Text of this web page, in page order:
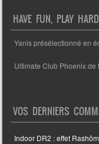
HAVE FUN, PLAY HARD
Yanis présélectionné en
Ultimate Club Phoenix
VOS DERNIERS
Indoor DR2 : effet